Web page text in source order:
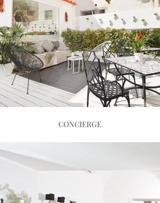
CONCIERGE